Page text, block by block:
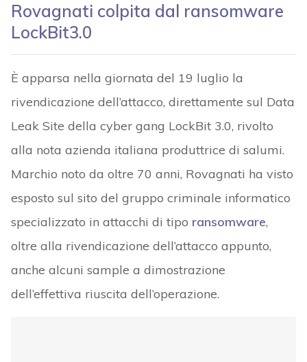
Rovagnati colpita dal ransomware
LockBit3.0
È apparsa nella giornata del 19 luglio la
rivendicazione dell’attacco, direttamente sul Data
Leak Site della cyber gang LockBit 3.0, rivolto
alla nota azienda italiana produttrice di salumi.
Marchio noto da oltre 70 anni, Rovagnati ha visto
esposto sul sito del gruppo criminale informatico
specializzato in attacchi di tipo ransomware,
oltre alla rivendicazione dell’attacco appunto,
anche alcuni sample a dimostrazione
dell’effettiva riuscita dell’operazione.